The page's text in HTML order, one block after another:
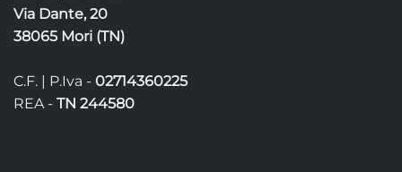
Via Dante, 20
38065 Mori (TN)
C.F. | P.Iva - 02714360225
REA - TN 244580